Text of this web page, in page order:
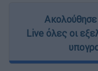
Live όλες οι